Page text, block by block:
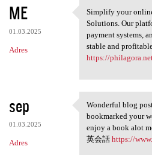
ME
01.03.2025
Adres
Simplify your
Simplify your
Solutions. Our
payment systems,
stable and
https://
sep
01.03.2025
Adres
Wonderful blog
Wonderful blog
bookmarked your
enjoy a book alot
英会話 https://